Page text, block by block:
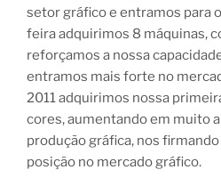
setor gráfico e entramos para
feira adquirimos 8 máquinas,
reforçamos a nossa
entramos mais forte no
2011 adquirimos nossa
cores, aumentando em muito
produção gráfica, nos
posição no mercado gráfico.